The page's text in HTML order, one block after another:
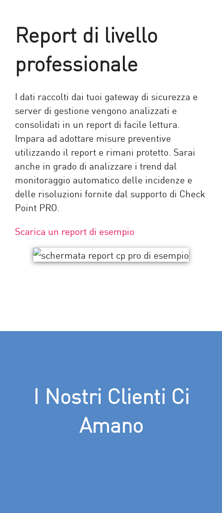
Report di livello
professionale
I dati raccolti dai tuoi gateway di sicurezza e
server di gestione vengono analizzati e
consolidati in un report di facile lettura.
Impara ad adottare misure preventive
utilizzando il report e rimani protetto. Sarai
anche in grado di analizzare i trend dal
monitoraggio automatico delle incidenze e
delle risoluzioni fornite dal supporto di Check
Point PRO.
Scarica un report di esempio
I Nostri Clienti Ci
Amano